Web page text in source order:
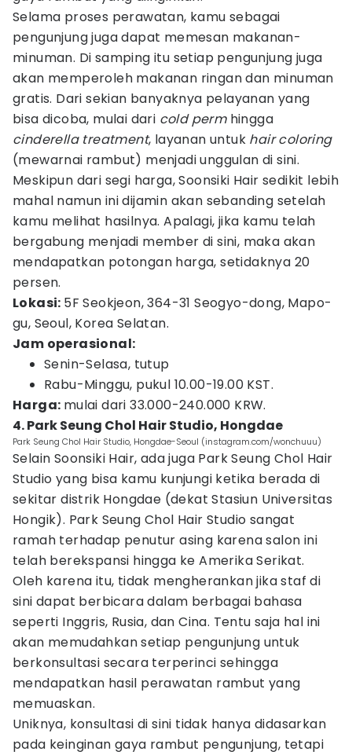
Selama proses perawatan, kamu sebagai
pengunjung juga dapat memesan makanan-
minuman. Di samping itu setiap pengunjung juga
akan memperoleh makanan ringan dan minuman
gratis. Dari sekian banyaknya pelayanan yang
bisa dicoba, mulai dari cold permhingga
cinderella treatment, layanan untuk hair coloring
(mewarnai rambut) menjadi unggulan di sini.
Meskipun dari segi harga, Soonsiki Hair sedikit lebih
mahal namun ini dijamin akan sebanding setelah
kamu melihat hasilnya. Apalagi, jika kamu telah
bergabung menjadi member di sini, maka akan
mendapatkan potongan harga, setidaknya 20
persen.
Lokasi: 5F Seokjeon, 364-31 Seogyo-dong, Mapo-
gu, Seoul, Korea Selatan.
Jam operasional:
Senin-Selasa, tutup
Rabu-Minggu, pukul 10.00-19.00 KST.
Harga: mulai dari 33.000-240.000 KRW.
4. Park Seung Chol Hair Studio, Hongdae
Park Seung Chol Hair Studio, Hongdae-Seoul (instagram.com/wonchuuu)
Selain Soonsiki Hair, ada juga Park Seung Chol Hair
Studio yang bisa kamu kunjungi ketika berada di
sekitar distrik Hongdae (dekat Stasiun Universitas
Hongik). Park Seung Chol Hair Studio sangat
ramah terhadap penutur asing karena salon ini
telah berekspansi hingga ke Amerika Serikat.
Oleh karena itu, tidak mengherankan jika staf di
sini dapat berbicara dalam berbagai bahasa
seperti Inggris, Rusia, dan Cina. Tentu saja hal ini
akan memudahkan setiap pengunjung untuk
berkonsultasi secara terperinci sehingga
mendapatkan hasil perawatan rambut yang
memuaskan.
Uniknya, konsultasi di sini tidak hanya didasarkan
pada keinginan gaya rambut pengunjung, tetapi